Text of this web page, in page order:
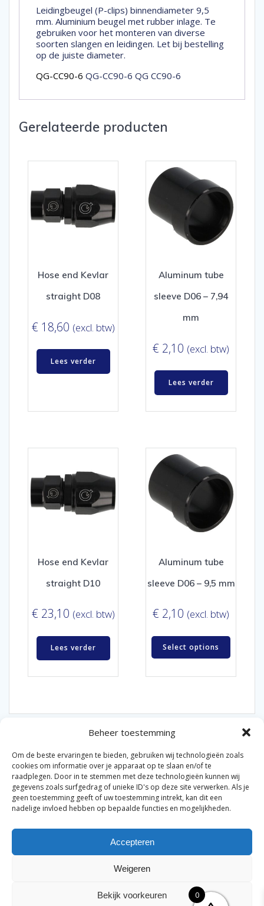
Beheer toestemming
Om de beste ervaringen te bieden, gebruiken wij technologieën zoals
cookies om informatie over je apparaat op te slaan en/of te
raadplegen. Door in te stemmen met deze technologieën kunnen wij
gegevens zoals surfgedrag of unieke ID's op deze site verwerken. Als je
geen toestemming geeft of uw toestemming intrekt, kan dit een
nadelige invloed hebben op bepaalde functies en mogelijkheden.
Accepteren
Weigeren
Bekijk voorkeuren
Leidingbeugel (P-clips) binnendiameter 9,5
mm. Aluminium beugel met rubber inlage. Te
gebruiken voor het monteren van diverse
soorten slangen en leidingen. Let bij bestelling
op de juiste diameter.
QG-CC90-6 QG-CC90-6 QG CC90-6
Gerelateerde producten
Hose end Kevlar
straight D08
€ 18,60 (excl. btw)
Lees verder
Aluminum tube
sleeve D06 – 7,94
mm
€ 2,10 (excl. btw)
Lees verder
Hose end Kevlar
straight D10
€ 23,10 (excl. btw)
Lees verder
Aluminum tube
sleeve D06 – 9,5 mm
€ 2,10 (excl. btw)
Select options
© 2026 Van der Bel Las en Radiateurenbedrijf.
Privacyverklaring|Cookiebeleid|Retourbeleid|
Algemene voorwaarden voor consumenten
genoemd. Geen officiële samenwerking tenzij anders
0